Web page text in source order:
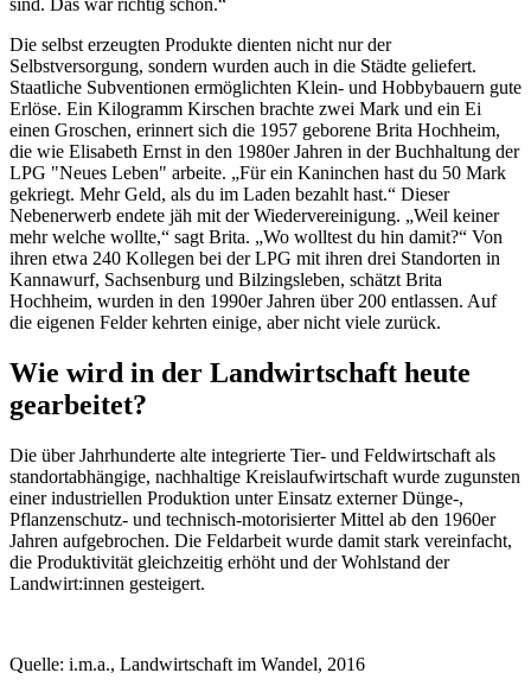
sind. Das war richtig schön.“
Die selbst erzeugten Produkte dienten nicht nur der
Selbstversorgung, sondern wurden auch in die Städte geliefert.
Staatliche Subventionen ermöglichten Klein- und Hobbybauern gute
Erlöse. Ein Kilogramm Kirschen brachte zwei Mark und ein Ei
einen Groschen, erinnert sich die 1957 geborene Brita Hochheim,
die wie Elisabeth Ernst in den 1980er Jahren in der Buchhaltung der
LPG "Neues Leben" arbeite. „Für ein Kaninchen hast du 50 Mark
gekriegt. Mehr Geld, als du im Laden bezahlt hast.“ Dieser
Nebenerwerb endete jäh mit der Wiedervereinigung. „Weil keiner
mehr welche wollte,“ sagt Brita. „Wo wolltest du hin damit?“ Von
ihren etwa 240 Kollegen bei der LPG mit ihren drei Standorten in
Kannawurf, Sachsenburg und Bilzingsleben, schätzt Brita
Hochheim, wurden in den 1990er Jahren über 200 entlassen. Auf
die eigenen Felder kehrten einige, aber nicht viele zurück.
Wie wird in der Landwirtschaft heute
gearbeitet?
Die über Jahrhunderte alte integrierte Tier- und Feldwirtschaft als
standortabhängige, nachhaltige Kreislaufwirtschaft wurde zugunsten
einer industriellen Produktion unter Einsatz externer Dünge-,
Pflanzenschutz- und technisch-motorisierter Mittel ab den 1960er
Jahren aufgebrochen. Die Feldarbeit wurde damit stark vereinfacht,
die Produktivität gleichzeitig erhöht und der Wohlstand der
Landwirt:innen gesteigert.
Quelle: i.m.a., Landwirtschaft im Wandel, 2016